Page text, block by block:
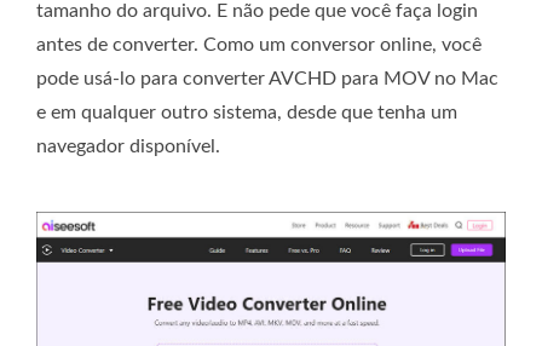
tamanho do arquivo. E não pede que você faça login
antes de converter. Como um conversor online, você
pode usá-lo para converter AVCHD para MOV no Mac
e em qualquer outro sistema, desde que tenha um
navegador disponível.